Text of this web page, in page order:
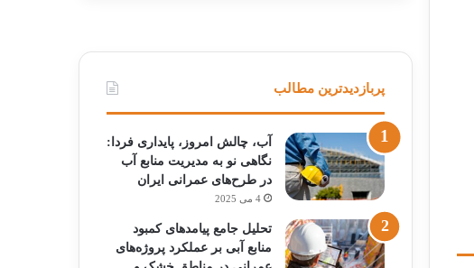
پربازدیدترین مطالب
آب، چالش امروز، پایداری فردا:
نگاهی نو به مدیریت منابع آب
در طرح‌های عمرانی ایران
4 می 2025
تحلیل جامع پیامدهای کمبود
منابع آبی بر عملکرد پروژه‌های